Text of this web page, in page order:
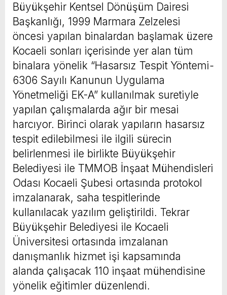
Büyükşehir Kentsel Dönüşüm Dairesi
Başkanlığı, 1999 Marmara Zelzelesi
öncesi yapılan binalardan başlamak üzere
Kocaeli sonları içerisinde yer alan tüm
binalara yönelik “Hasarsız Tespit Yöntemi-
6306 Sayılı Kanunun Uygulama
Yönetmeliği EK-A” kullanılmak suretiyle
yapılan çalışmalarda ağır bir mesai
harcıyor. Birinci olarak yapıların hasarsız
tespit edilebilmesi ile ilgili sürecin
belirlenmesi ile birlikte Büyükşehir
Belediyesi ile TMMOB İnşaat Mühendisleri
Odası Kocaeli Şubesi ortasında protokol
imzalanarak, saha tespitlerinde
kullanılacak yazılım geliştirildi. Tekrar
Büyükşehir Belediyesi ile Kocaeli
Üniversitesi ortasında imzalanan
danışmanlık hizmet işi kapsamında
alanda çalışacak 110 inşaat mühendisine
yönelik eğitimler düzenlendi.